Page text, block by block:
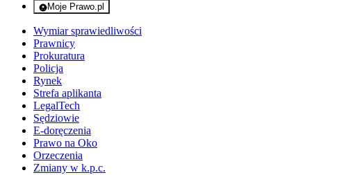
Moje Prawo.pl
- rejestracja i logowanie do serwisu
Wymiar sprawiedliwości
Prawnicy
Prokuratura
Policja
Rynek
Strefa aplikanta
LegalTech
Sędziowie
E-doręczenia
Prawo na Oko
Orzeczenia
Zmiany w k.p.c.